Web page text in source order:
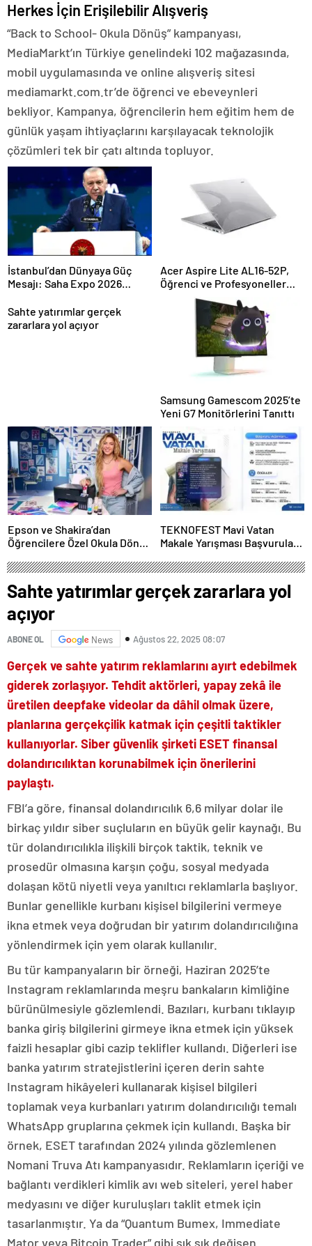
Herkes İçin Erişilebilir Alışveriş
“Back to School- Okula Dönüş” kampanyası,
MediaMarkt’ın Türkiye genelindeki 102 mağazasında,
mobil uygulamasında ve online alışveriş sitesi
mediamarkt.com.tr’de öğrenci ve ebeveynleri
bekliyor. Kampanya, öğrencilerin hem eğitim hem de
günlük yaşam ihtiyaçlarını karşılayacak teknolojik
çözümleri tek bir çatı altında topluyor.
İstanbul’dan Dünyaya Güç
Mesajı: Saha Expo 2026
Acer Aspire Lite AL16-52P,
Öğrenci ve Profesyoneller
İçin İdeal
Sahte yatırımlar gerçek
zararlara yol açıyor
Samsung Gamescom 2025’te
Yeni G7 Monitörlerini Tanıttı
Epson ve Shakira’dan
Öğrencilere Özel Okula Dönüş
TEKNOFEST Mavi Vatan
Makale Yarışması Başvuruları
Sahte yatırımlar gerçek zararlara yol
açıyor
ABONE OL News Ağustos 22, 2025 08:07
Gerçek ve sahte yatırım reklamlarını ayırt edebilmek
giderek zorlaşıyor. Tehdit aktörleri, yapay zekâ ile
üretilen deepfake videolar da dâhil olmak üzere,
planlarına gerçekçilik katmak için çeşitli taktikler
kullanıyorlar. Siber güvenlik şirketi ESET finansal
dolandırıcılıktan korunabilmek için önerilerini
paylaştı.
FBI’a göre, finansal dolandırıcılık 6,6 milyar dolar ile
birkaç yıldır siber suçluların en büyük gelir kaynağı. Bu
tür dolandırıcılıkla ilişkili birçok taktik, teknik ve
prosedür olmasına karşın çoğu, sosyal medyada
dolaşan kötü niyetli veya yanıltıcı reklamlarla başlıyor.
Bunlar genellikle kurbanı kişisel bilgilerini vermeye
ikna etmek veya doğrudan bir yatırım dolandırıcılığına
yönlendirmek için yem olarak kullanılır.
Bu tür kampanyaların bir örneği, Haziran 2025’te
Instagram reklamlarında meşru bankaların kimliğine
bürünülmesiyle gözlemlendi. Bazıları, kurbanı tıklayıp
banka giriş bilgilerini girmeye ikna etmek için yüksek
faizli hesaplar gibi cazip teklifler kullandı. Diğerleri ise
banka yatırım stratejistlerini içeren derin sahte
Instagram hikâyeleri kullanarak kişisel bilgileri
toplamak veya kurbanları yatırım dolandırıcılığı temalı
WhatsApp gruplarına çekmek için kullandı. Başka bir
örnek, ESET tarafından 2024 yılında gözlemlenen
Nomani Truva Atı kampanyasıdır. Reklamların içeriği ve
bağlantı verdikleri kimlik avı web siteleri, yerel haber
medyasını ve diğer kuruluşları taklit etmek için
tasarlanmıştır. Ya da “Quantum Bumex, Immediate
Mator veya Bitcoin Trader” gibi sık sık değişen